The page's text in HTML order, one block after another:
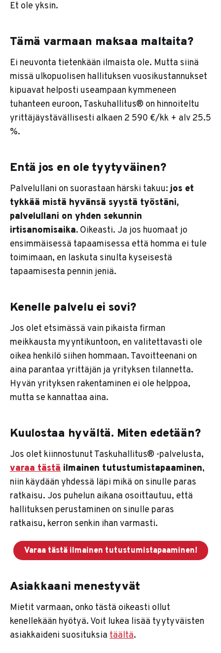
Et ole yksin.
Tämä varmaan maksaa maltaita?
Ei neuvonta tietenkään ilmaista ole. Mutta siinä
missä ulkopuolisen hallituksen vuosikustannukset
kipuavat helposti useampaan kymmeneen
tuhanteen euroon, Taskuhallitus® on hinnoiteltu
yrittäjäystävällisesti alkaen 2 590 €/kk + alv 25.5
%.
Entä jos en ole tyytyväinen?
Palvelullani on suorastaan härski takuu:jos et
tykkää mistä hyvänsä syystä työstäni,
palvelullani on yhden sekunnin
irtisanomisaika. Oikeasti. Ja jos huomaat jo
ensimmäisessä tapaamisessa että homma ei tule
toimimaan, en laskuta sinulta kyseisestä
tapaamisesta pennin jeniä.
Kenelle palvelu ei sovi?
Jos olet etsimässä vain pikaista firman
meikkausta myyntikuntoon, en valitettavasti ole
oikea henkilö siihen hommaan. Tavoitteenani on
aina parantaa yrittäjän ja yrityksen tilannetta.
Hyvän yrityksen rakentaminen ei ole helppoa,
mutta se kannattaa aina.
Kuulostaa hyvältä. Miten edetään?
Jos olet kiinnostunut Taskuhallitus® -palvelusta,
varaa tästä ilmainen tutustumistapaaminen,
niin käydään yhdessä läpi mikä on sinulle paras
ratkaisu. Jos puhelun aikana osoittautuu, että
hallituksen perustaminen on sinulle paras
ratkaisu, kerron senkin ihan varmasti.
Varaa tästä ilmainen tutustumistapaaminen!
Asiakkaani menestyvät
Mietit varmaan, onko tästä oikeasti ollut
kenellekään hyötyä. Voit lukea lisää tyytyväisten
asiakkaideni suosituksia täältä.